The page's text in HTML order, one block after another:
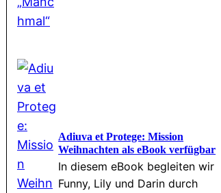
Adiuva et Protege: Mission
Weihnachten als eBook verfügbar
In diesem eBook begleiten wir
Funny, Lily und Darin durch